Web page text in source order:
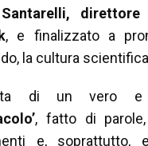
direttore
, e finalizzato a
la cultura
di un vero e
, fatto di
e, soprattutto,